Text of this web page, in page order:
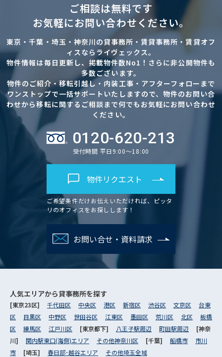
ご相談は無料です
お気軽にお問い合わせください。
東京・千葉・埼玉・神奈川の貸事務所・賃貸事務所・賃貸オフ
ィスならライヴェックス。
物件情報は毎日更新し、掲載物件数No1！さらに非公開物件も
多数ございます。
物件のご紹介・移転引越し・内装工事・アフターフォローまで
ワンストップで一括サポートいたしますので、物件のお問い合
わせから移転に関するご相談まで何でもお気軽にお問い合わせ
ください。
0120-620-213
受付時間 平日9:00～18:00
物件リクエスト
ご希望条件だけお伝えいただければ、ピッタ
リのオフィスをお探しします！
お問い合せ・資料請求
人気エリアから貸事務所を探す
[東京23区] 千代田区 中央区 港区 新宿区 渋谷区 文京区
台東
区
目黒区 中野区 世田谷区 江東区 墨田区 荒川区 北区
板橋
区
練馬区 江戸川区 [東京都下] 八王子駅周辺 町田駅周辺
[神奈
川] 関内駅東口(海側)エリア その他神奈川区 [千葉] 船橋市
市川
市
[埼玉] 春日部･越谷エリア その他埼玉全域